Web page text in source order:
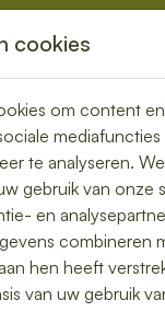
Offerte
lunch
cookies
om content
te analyseren.
gebruik van onze
en
combineren
hen heeft
van uw gebruik